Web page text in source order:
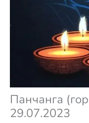
Панчанга
29.07.2023